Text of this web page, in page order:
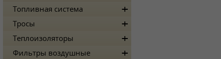
Топливная система
Тросы
Теплоизоляторы
Фильтры воздушные